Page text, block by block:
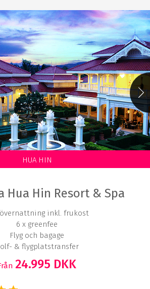
HUA HIN
Hua Hin Resort & Spa
övernattning inkl. frukost
6 x greenfee
Flyg och bagage
& flygplatstransfer
24.995 DKK